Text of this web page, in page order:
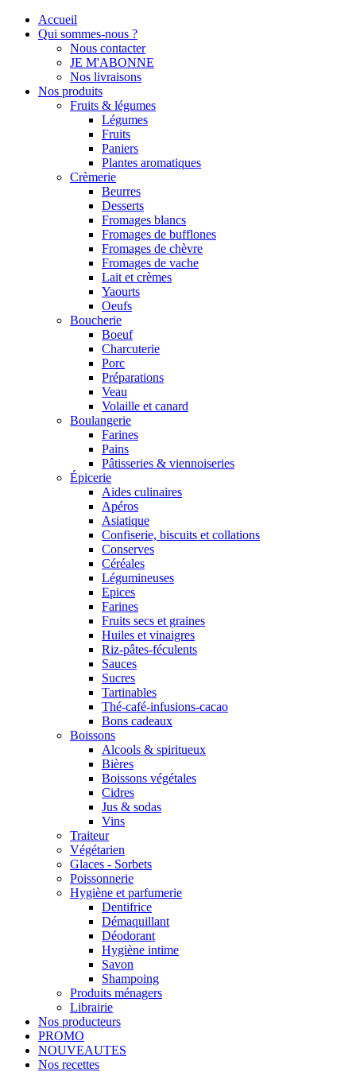
Accueil
Qui sommes-nous ?
Nous contacter
JE M'ABONNE
Nos livraisons
Nos produits
Fruits & légumes
Légumes
Fruits
Paniers
Plantes aromatiques
Crèmerie
Beurres
Desserts
Fromages blancs
Fromages de bufflones
Fromages de chèvre
Fromages de vache
Lait et crèmes
Yaourts
Oeufs
Boucherie
Boeuf
Charcuterie
Porc
Préparations
Veau
Volaille et canard
Boulangerie
Farines
Pains
Pâtisseries & viennoiseries
Épicerie
Aides culinaires
Apéros
Asiatique
Confiserie, biscuits et collations
Conserves
Céréales
Légumineuses
Epices
Farines
Fruits secs et graines
Huiles et vinaigres
Riz-pâtes-féculents
Sauces
Sucres
Tartinables
Thé-café-infusions-cacao
Bons cadeaux
Boissons
Alcools & spiritueux
Bières
Boissons végétales
Cidres
Jus & sodas
Vins
Traiteur
Végétarien
Glaces - Sorbets
Poissonnerie
Hygiène et parfumerie
Dentifrice
Démaquillant
Déodorant
Hygiène intime
Savon
Shampoing
Produits ménagers
Librairie
Nos producteurs
PROMO
NOUVEAUTES
Nos recettes